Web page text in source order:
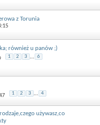
z Torunia
również u panów ;)
1 2 3 ... 6
1 2 3 ... 4
używasz,co